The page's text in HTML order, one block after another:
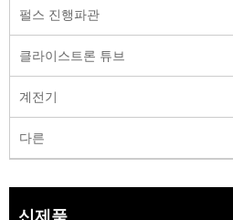
펄스 진행파관
클라이스트론 튜브
계전기
다른